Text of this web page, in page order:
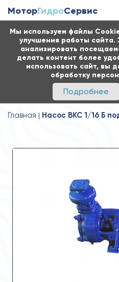
Мы используем файлы
улучшения работы
анализировать
делать контент более
использовать сайт, вы
обработку
Подробнее
МоторГидроСервис
Главная Насос ВКС 1/16 Б